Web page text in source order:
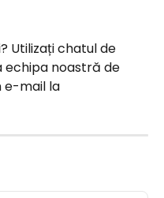
Utilizați chatul de
noastră de
e-mail la